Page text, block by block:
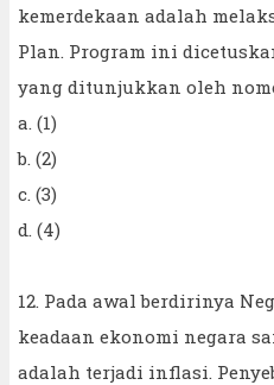
kemerdekaan adalah
Plan. Program ini
yang ditunjukkan oleh
a. (1)
b. (2)
c. (3)
d. (4)
12. Pada awal berdirinya
keadaan ekonomi negara
adalah terjadi inflasi.